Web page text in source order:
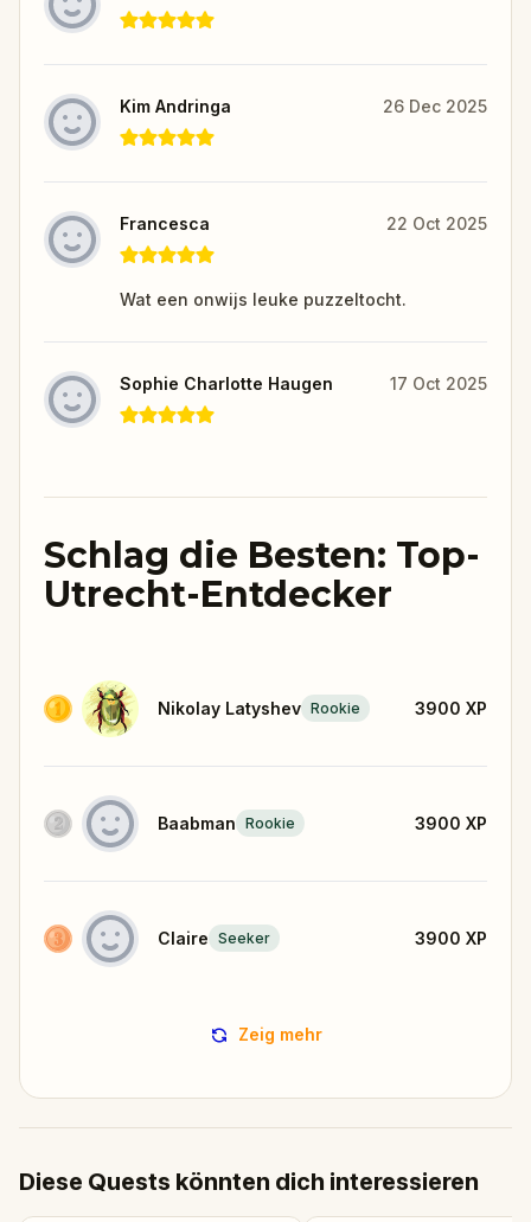
Kim Andringa 26 Dec 2025
Francesca 22 Oct 2025
Wat een onwijs leuke puzzeltocht.
Sophie Charlotte Haugen 17 Oct 2025
Schlag die Besten: Top-
Utrecht-Entdecker
Nikolay Latyshev Rookie 3900 XP
Baabman Rookie 3900 XP
Claire Seeker 3900 XP
Zeig mehr
Diese Quests könnten dich interessieren